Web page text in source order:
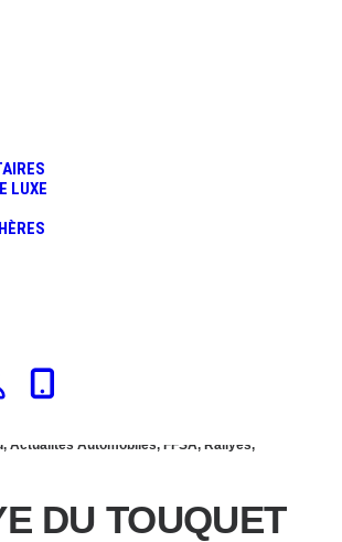
LUXE
: UN PLATEAU
AU RALLYE
2014 !
, Actualités Automobiles, FFSA, Rallyes,
DU TOUQUET